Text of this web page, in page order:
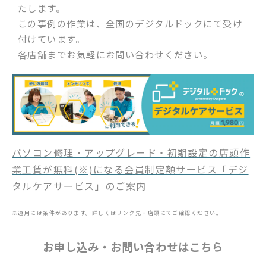
たします。
この事例の作業は、全国のデジタルドックにて受け
付けています。
各店舗までお気軽にお問い合わせください。
パソコン修理・アップグレード・初期設定の店頭作
業工賃が無料(※)になる会員制定額サービス「デジ
タルケアサービス」のご案内
※適用には条件があります。詳しくはリンク先・店頭にてご確認ください。
お申し込み・お問い合わせはこちら